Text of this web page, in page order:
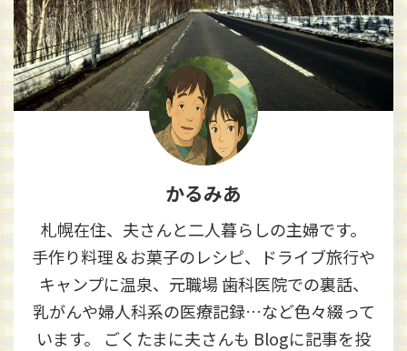
かるみあ
札幌在住、夫さんと二人暮らしの主婦です。
手作り料理＆お菓子のレシピ、ドライブ旅行や
キャンプに温泉、元職場 歯科医院での裏話、
乳がんや婦人科系の医療記録…など色々綴って
います。 ごくたまに夫さんも Blogに記事を投